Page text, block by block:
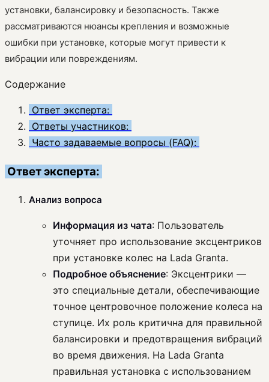
установки, балансировку и безопасность. Также
рассматриваются нюансы крепления и возможные
ошибки при установке, которые могут привести к
вибрации или повреждениям.
Содержание
Ответ эксперта:
Ответы участников:
Часто задаваемые вопросы (FAQ):
Ответ эксперта:
Анализ вопроса
Информация из чата: Пользователь
уточняет про использование эксцентриков
при установке колес на Lada Granta.
Подробное объяснение: Эксцентрики —
это специальные детали, обеспечивающие
точное центровочное положение колеса на
ступице. Их роль критична для правильной
балансировки и предотвращения вибраций
во время движения. На Lada Granta
правильная установка с использованием